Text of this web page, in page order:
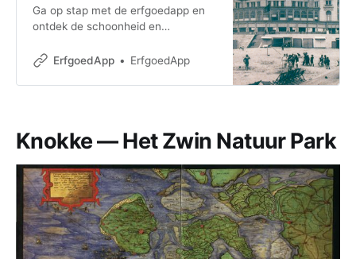
Ga op stap met de erfgoedapp en
ontdek de schoonheid en
Blankenberge. Halfweg de 19de
overgang
ErfgoedApp ErfgoedApp
Knokke — Het Zwin Natuur Park